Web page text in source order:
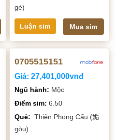
gé)
Luận sim Mua sim
0705515151
Giá:27,401,000vnđ
Ngũ hành: Mộc
Điểm sim:6.50
Quẻ: Thiên Phong Cấu (姤
gòu)